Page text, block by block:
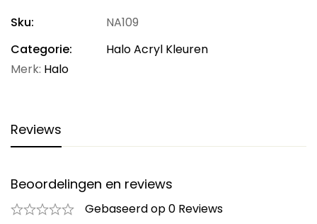
Sku:
NA109
Categorie:
Halo Acryl Kleuren
Merk: Halo
Reviews
Beoordelingen en reviews
Gebaseerd op 0 Reviews